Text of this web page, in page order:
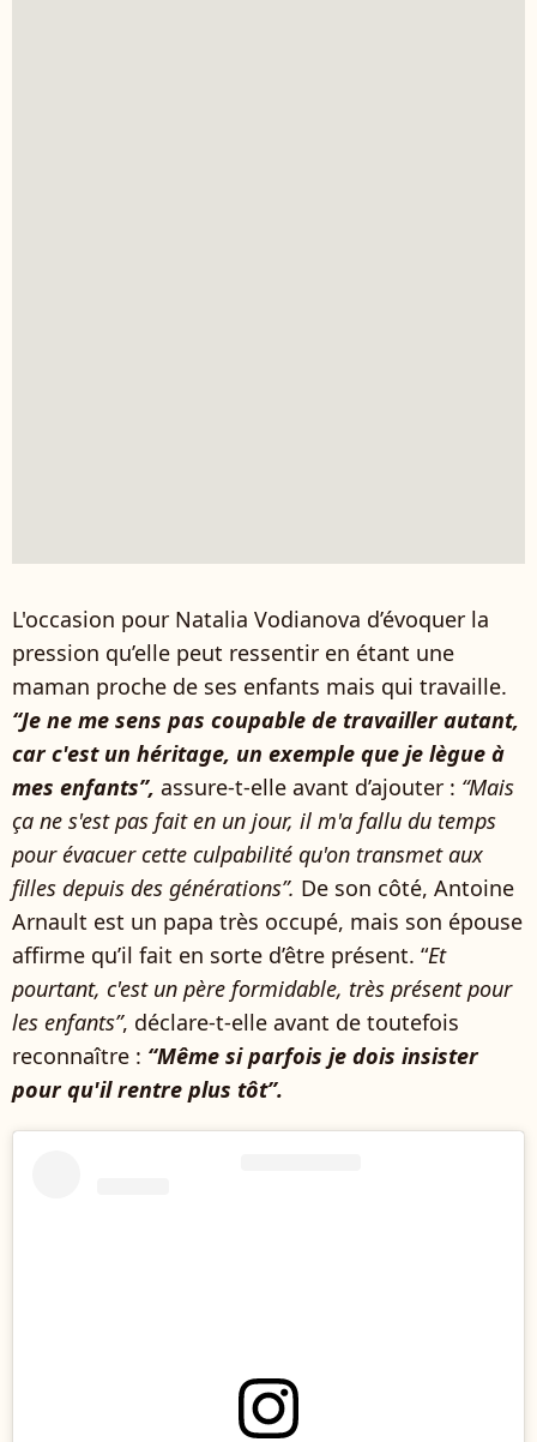
L'occasion pour Natalia Vodianova d’évoquer la
pression qu’elle peut ressentir en étant une
maman proche de ses enfants mais qui travaille.
“Je ne me sens pas coupable de travailler autant,
car c'est un héritage, un exemple que je lègue à
mes enfants”, assure-t-elle avant d’ajouter : “Mais
ça ne s'est pas fait en un jour, il m'a fallu du temps
pour évacuer cette culpabilité qu'on transmet aux
filles depuis des générations”. De son côté, Antoine
Arnault est un papa très occupé, mais son épouse
affirme qu’il fait en sorte d’être présent. “Et
pourtant, c'est un père formidable, très présent pour
les enfants”, déclare-t-elle avant de toutefois
reconnaître : “Même si parfois je dois insister
pour qu'il rentre plus tôt”.